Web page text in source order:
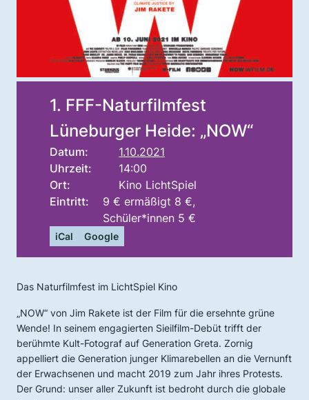
1. FFF-Naturfilmfest
Lüneburger Heide: „NOW“
Datum:
1.10.2021
Uhrzeit:
14:00
Ort:
Kino LichtSpiel
Eintritt:
9 € ermäßigt 8 €,
Schüler*innen 5 €
iCal Google
Das Naturfilmfest im LichtSpiel Kino
„NOW“ von Jim Rakete ist der Film für die ersehnte grüne
Wende! In seinem engagierten Sieilfilm-Debüt trifft der
berühmte Kult-Fotograf auf Generation Greta. Zornig
appelliert die Generation junger Klimarebellen an die Vernunft
der Erwachsenen und macht 2019 zum Jahr ihres Protests.
Der Grund: unser aller Zukunft ist bedroht durch die globale